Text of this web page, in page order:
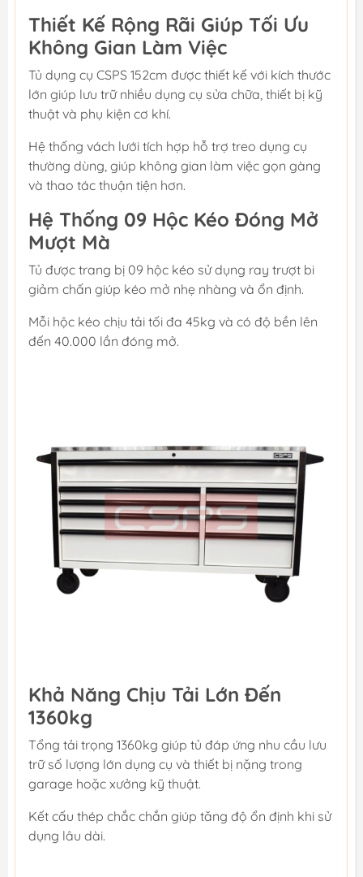
Thiết Kế Rộng Rãi Giúp Tối Ưu
Không Gian Làm Việc
Tủ dụng cụ CSPS 152cm được thiết kế với kích thước
lớn giúp lưu trữ nhiều dụng cụ sửa chữa, thiết bị kỹ
thuật và phụ kiện cơ khí.
Hệ thống vách lưới tích hợp hỗ trợ treo dụng cụ
thường dùng, giúp không gian làm việc gọn gàng
và thao tác thuận tiện hơn.
Hệ Thống 09 Hộc Kéo Đóng Mở
Mượt Mà
Tủ được trang bị 09 hộc kéo sử dụng ray trượt bi
giảm chấn giúp kéo mở nhẹ nhàng và ổn định.
Mỗi hộc kéo chịu tải tối đa 45kg và có độ bền lên
đến 40.000 lần đóng mở.
Khả Năng Chịu Tải Lớn Đến
1360kg
Tổng tải trọng 1360kg giúp tủ đáp ứng nhu cầu lưu
trữ số lượng lớn dụng cụ và thiết bị nặng trong
garage hoặc xưởng kỹ thuật.
Kết cấu thép chắc chắn giúp tăng độ ổn định khi sử
dụng lâu dài.